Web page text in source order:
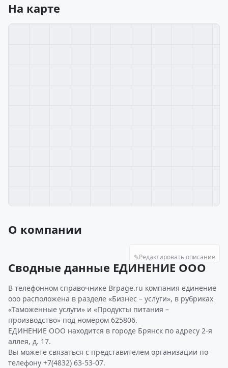
На карте
О компании
✎Редактировать описание
Сводные данные ЕДИНЕНИЕ ООО
В телефонном справочнике Brpage.ru компания единение
ооо расположена в разделе «Бизнес – услуги», в рубриках
«Таможенные услуги» и «Продукты питания –
производство» под номером 625806.
ЕДИНЕНИЕ ООО находится в городе Брянск по адресу 2-я
аллея, д. 17.
Вы можете связаться с представителем организации по
телефону +7(4832) 63-53-07.